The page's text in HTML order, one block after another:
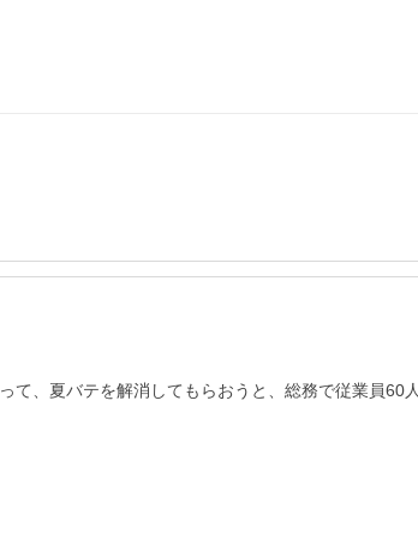
、夏バテを解消してもらおうと、総務で従業員60